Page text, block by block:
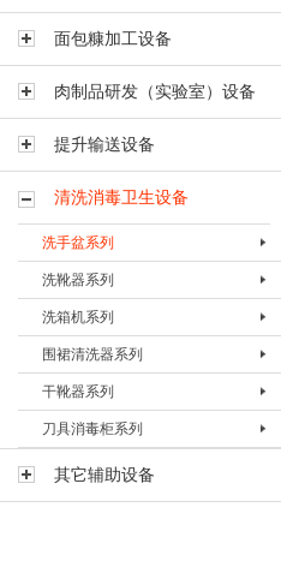
面包糠加工设备
肉制品研发（实验室）设备
提升输送设备
清洗消毒卫生设备
洗手盆系列
单联洗手盆
二联洗手盆
三联洗手盆
洗靴器系列
洗靴器BXXQ-I
洗靴器BXXQ-Ⅱ
洗靴器BXXQ-Ⅲ
多功能洗靴器BXXQ-II-D
多功能洗靴器BXXQ-V
洗箱机系列
洗箱机BXXJ-I
洗箱机BXXJ-II
洗箱机BXXJ-III
洗箱机BXXJ-III-D
围裙清洗器系列
围裙清洗器BQXQ-I
围裙清洗器BQXQ-II
干靴器系列
干靴器BGXQ-15
干靴器BGXQ-30
刀具消毒柜系列
刀具消毒器BDXQ-I
刀具消毒柜BDXG-I
其它辅助设备